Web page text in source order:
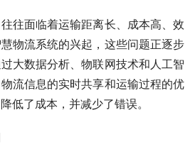
往面临着运输距离长、成本高、效
物流系统的兴起，这些问题正逐步
大数据分析、物联网技术和人工智
流信息的实时共享和运输过程的优
低了成本，并减少了错误。